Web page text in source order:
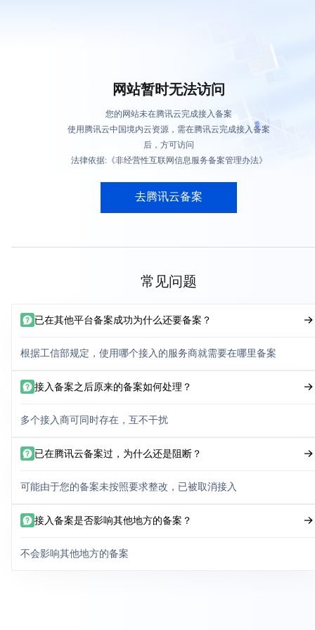
网站暂时无法访问
您的网站未在腾讯云完成接入备案
使用腾讯云中国境内云资源，需在腾讯云完成接入备案
后，方可访问
法律依据:《非经营性互联网信息服务备案管理办法》
去腾讯云备案
常见问题
已在其他平台备案成功为什么还要备案？
根据工信部规定，使用哪个接入的服务商就需要在哪里备案
接入备案之后原来的备案如何处理？
多个接入商可同时存在，互不干扰
已在腾讯云备案过，为什么还是阻断？
可能由于您的备案未按照要求整改，已被取消接入
接入备案是否影响其他地方的备案？
不会影响其他地方的备案